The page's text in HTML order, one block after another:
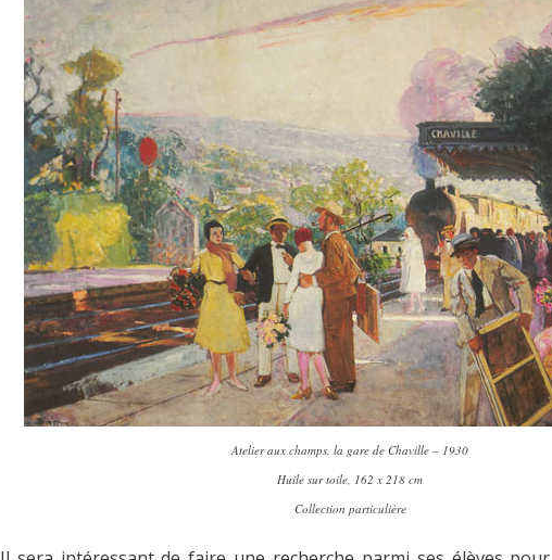
Atelier aux champs, la gare de Chaville – 1930
Huile sur toile, 162 x 218 cm
Collection particulière